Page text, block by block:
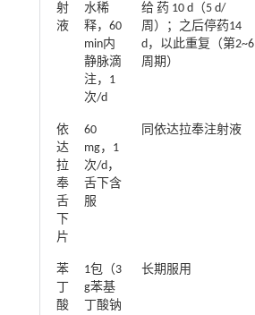
射
液
水稀
释，60
min内
静脉滴
注，1
次/d
给 药 10 d（5 d/
周）；之后停药14
d，以此重复（第2~6
周期）
依
达
拉
奉
舌
下
片
60
mg，1
次/d，
舌下含
服
同依达拉奉注射液
苯
酸
1包（3
g苯基
丁酸钠
长期服用